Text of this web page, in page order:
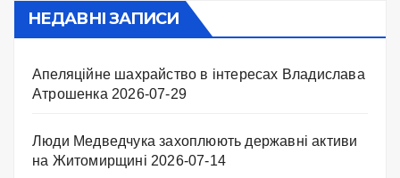
НЕДАВНІ ЗАПИСИ
Апеляційне шахрайство в інтересах Владислава
Атрошенка 2026-07-29
Люди Медведчука захоплюють державні активи
на Житомирщині 2026-07-14